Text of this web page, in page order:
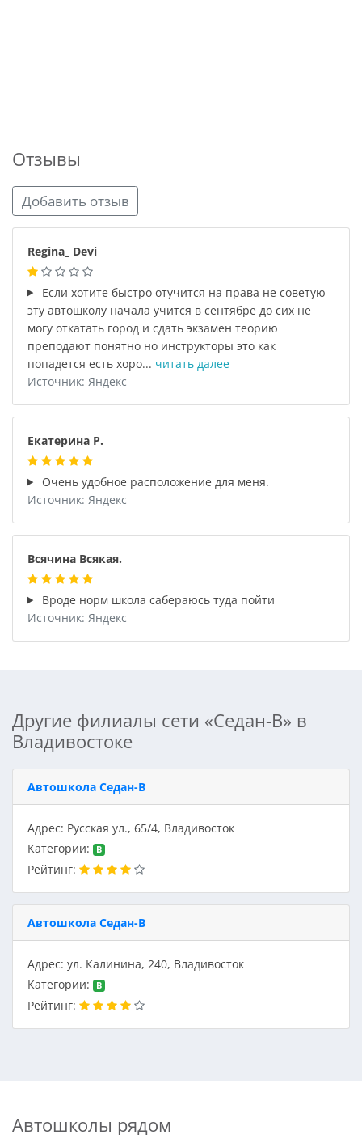
Отзывы
Добавить отзыв
Regina_ Devi
Если хотите быстро отучится на права не советую
эту автошколу начала учится в сентябре до сих не
могу откатать город и сдать экзамен теорию
преподают понятно но инструкторы это как
попадется есть хоро... читать далее
Источник: Яндекс
Екатерина Р.
Очень удобное расположение для меня.
Источник: Яндекс
Всячина Всякая.
Вроде норм школа сабераюсь туда пойти
Источник: Яндекс
Другие филиалы сети «Седан-В» в
Владивостоке
Автошкола Седан-В
Адрес: Русская ул., 65/4, Владивосток
Категории:
B
Рейтинг:
Автошкола Седан-В
Адрес: ул. Калинина, 240, Владивосток
Категории:
B
Рейтинг:
Автошколы рядом